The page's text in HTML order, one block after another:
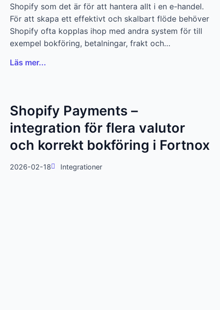
Shopify som det är för att hantera allt i en e-handel.
För att skapa ett effektivt och skalbart flöde behöver
Shopify ofta kopplas ihop med andra system för till
exempel bokföring, betalningar, frakt och…
Läs mer...
Shopify Payments –
integration för flera valutor
och korrekt bokföring i Fortnox
2026-02-18 Integrationer